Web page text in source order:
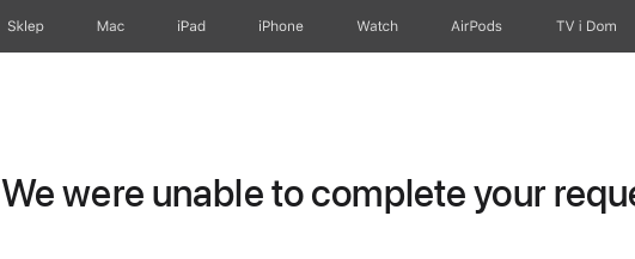
Sklep Mac iPad iPhone Watch AirPods TV i Dom
We were unable to complete your